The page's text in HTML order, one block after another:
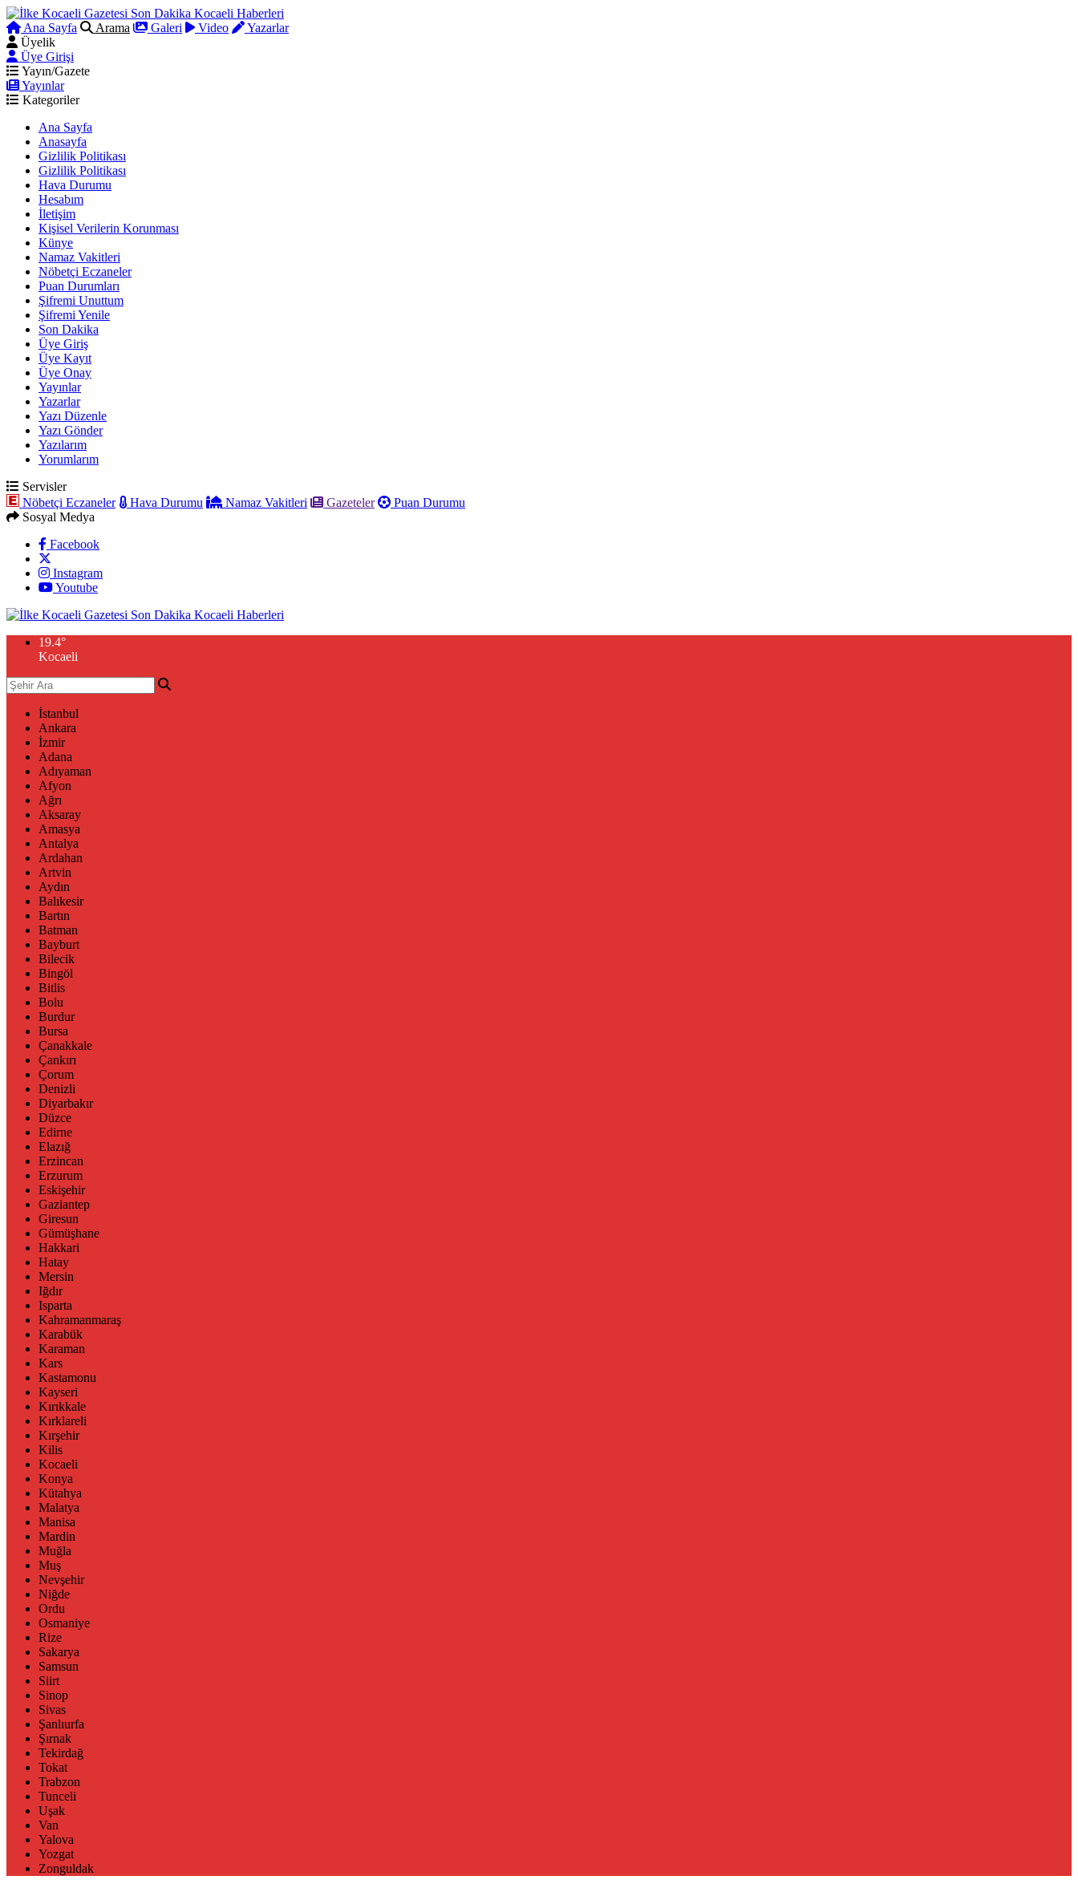
Ana Sayfa Arama Galeri Video
Yazarlar
Üyelik
Üye Girişi
Yayın/Gazete
Yayınlar
Kategoriler
Ana Sayfa
Anasayfa
Gizlilik Politikası
Gizlilik Politikası
Hava Durumu
Hesabım
İletişim
Kişisel Verilerin Korunması
Künye
Namaz Vakitleri
Nöbetçi Eczaneler
Puan Durumları
Şifremi Unuttum
Şifremi Yenile
Son Dakika
Üye Giriş
Üye Kayıt
Üye Onay
Yayınlar
Yazarlar
Yazı Düzenle
Yazı Gönder
Yazılarım
Yorumlarım
Servisler
Nöbetçi Eczaneler
Hava Durumu Namaz Vakitleri Gazeteler
Puan Durumu
Sosyal Medya
Facebook
Instagram
Youtube
19.4°
Kocaeli
İstanbul
Ankara
İzmir
Adana
Adıyaman
Afyon
Ağrı
Aksaray
Amasya
Antalya
Ardahan
Artvin
Aydın
Balıkesir
Bartın
Batman
Bayburt
Bilecik
Bingöl
Bitlis
Bolu
Burdur
Bursa
Çanakkale
Çankırı
Çorum
Denizli
Diyarbakır
Düzce
Edirne
Elazığ
Erzincan
Erzurum
Eskişehir
Gaziantep
Giresun
Gümüşhane
Hakkari
Hatay
Mersin
Iğdır
Isparta
Kahramanmaraş
Karabük
Karaman
Kars
Kastamonu
Kayseri
Kırıkkale
Kırklareli
Kırşehir
Kilis
Kocaeli
Konya
Kütahya
Malatya
Manisa
Mardin
Muğla
Muş
Nevşehir
Niğde
Ordu
Osmaniye
Rize
Sakarya
Samsun
Siirt
Sinop
Sivas
Şanlıurfa
Şırnak
Tekirdağ
Tokat
Trabzon
Tunceli
Uşak
Van
Yalova
Yozgat
Zonguldak